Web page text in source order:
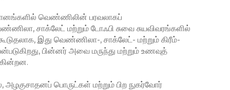
வெண்ணிலின் பரவலாகப்
சாக்லேட் மற்றும் டோஃபி சுவை சுயவிவரங்களில்
இது வெண்ணிலா-, சாக்லேட்- மற்றும் கிரீம்-
பின்னர் அவை மருந்து மற்றும் உணவுத்
அழகுசாதனப் பொருட்கள் மற்றும் பிற நுகர்வோர்